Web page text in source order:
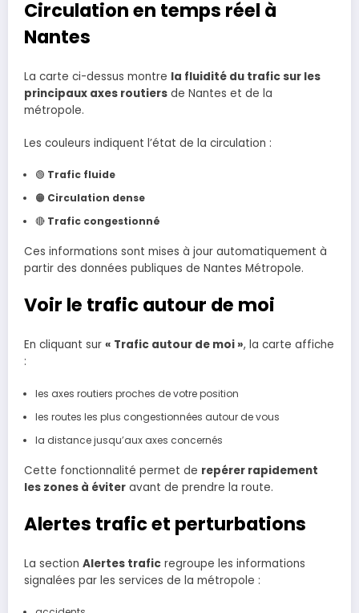
Circulation en temps réel à
Nantes
La carte ci-dessus montre la fluidité du trafic sur les
principaux axes routiers de Nantes et de la
métropole.
Les couleurs indiquent l’état de la circulation :
🟢 Trafic fluide
🟠 Circulation dense
🔴 Trafic congestionné
Ces informations sont mises à jour automatiquement à
partir des données publiques de Nantes Métropole.
Voir le trafic autour de moi
En cliquant sur « Trafic autour de moi », la carte affiche
:
les axes routiers proches de votre position
les routes les plus congestionnées autour de vous
la distance jusqu’aux axes concernés
Cette fonctionnalité permet de repérer rapidement
les zones à éviter avant de prendre la route.
Alertes trafic et perturbations
La section Alertes trafic regroupe les informations
signalées par les services de la métropole :